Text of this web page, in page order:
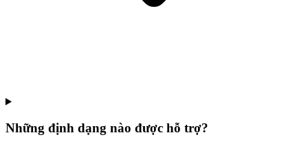
Những định dạng nào được hỗ trợ?